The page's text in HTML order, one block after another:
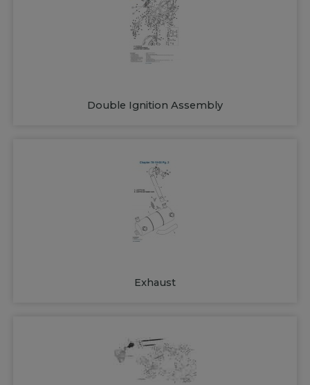
Double Ignition Assembly
Exhaust